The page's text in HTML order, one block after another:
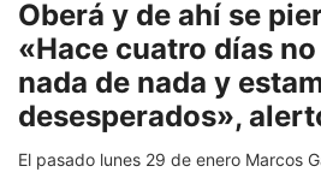
Oberá y de ahí se
«Hace cuatro días
nada de nada y
desesperados»,
El pasado lunes 29 de enero Marcos